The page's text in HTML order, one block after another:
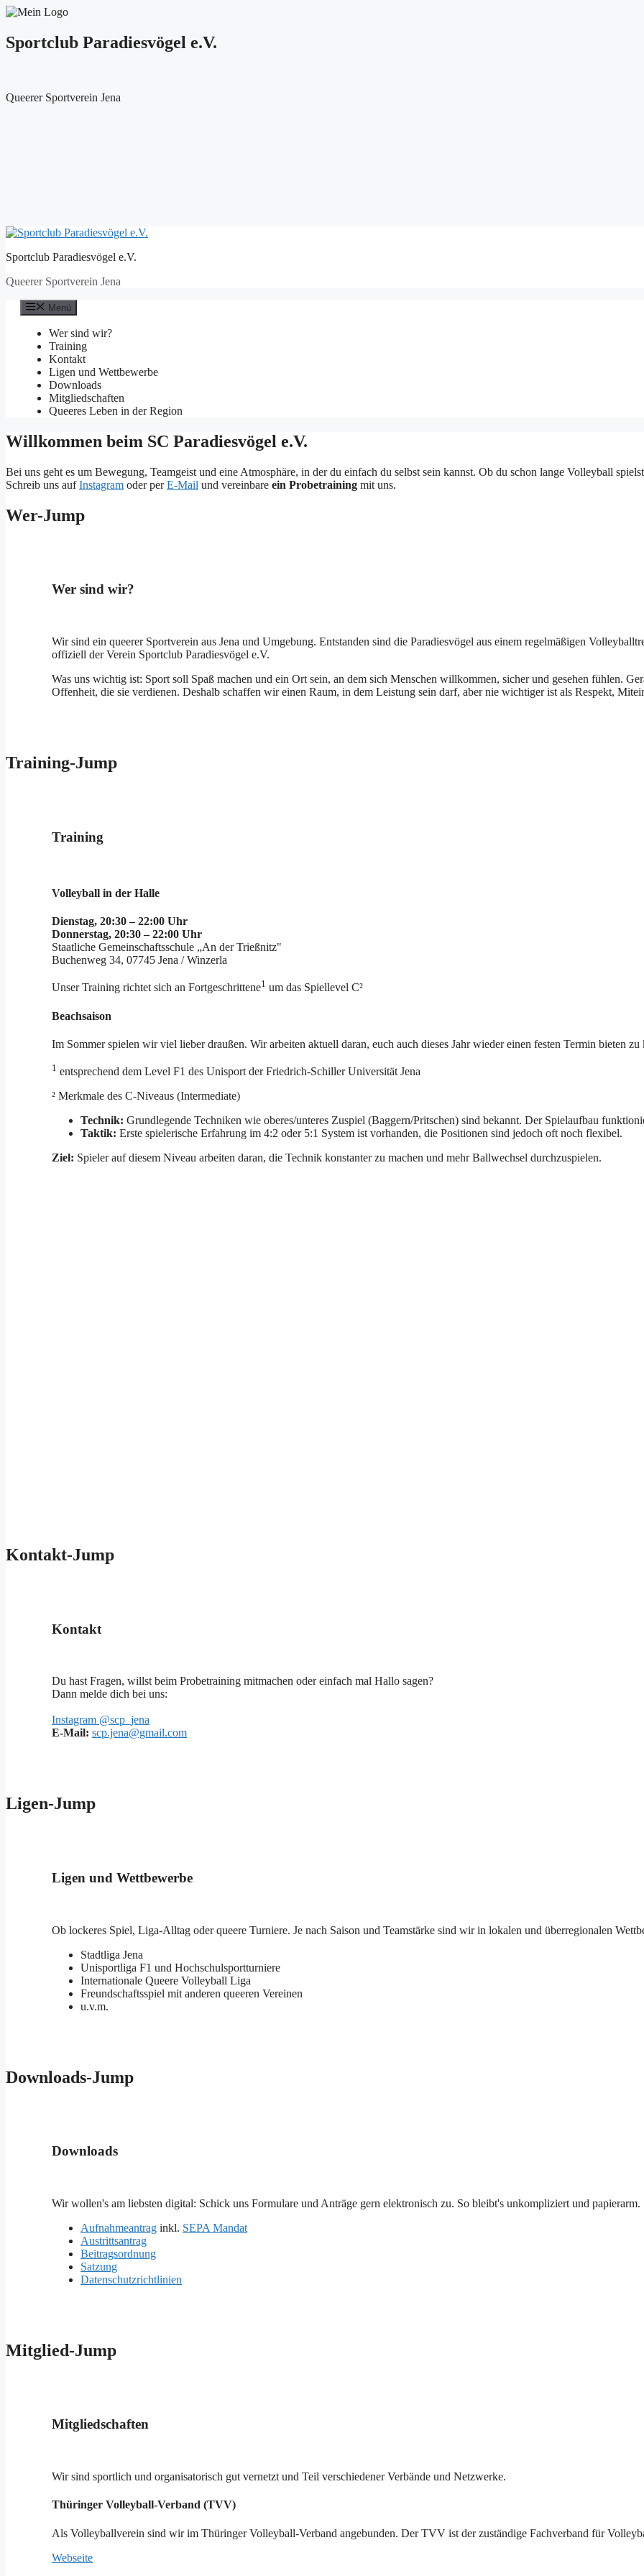
Sportclub Paradiesvögel e.V.
Queerer Sportverein Jena
Zum
springen
Sportclub Paradiesvögel e.V.
Queerer Sportverein Jena
Menü
Wer sind wir?
Training
Kontakt
Ligen und Wettbewerbe
Downloads
Mitgliedschaften
Queeres Leben in der Region
Willkommen beim SC Paradiesvögel e.V.
Bei uns geht es um Bewegung, Teamgeist und eine Atmosphäre, in der du einfach du selbst sein kannst. Ob du schon lange Volleyball
Schreib uns aufInstagram oder perE-Mail und vereinbare ein Probetraining mit uns.
Wer-Jump
Wer sind wir?
Wir sind ein queerer Sportverein aus Jena und Umgebung. Entstanden sind die Paradiesvögel aus einem regelmäßigen
offiziell der Verein Sportclub Paradiesvögel e.V.
Was uns wichtig ist: Sport soll Spaß machen und ein Ort sein, an dem sich Menschen willkommen, sicher und gesehen fühlen.
Offenheit, die sie verdienen. Deshalb schaffen wir einen Raum, in dem Leistung sein darf, aber nie wichtiger ist als Respekt,
Training-Jump
Training
Volleyball in der Halle
Dienstag, 20:30 – 22:00 Uhr
Donnerstag, 20:30 – 22:00 Uhr
Staatliche Gemeinschaftsschule „An der Trießnitz"
Buchenweg 34, 07745 Jena / Winzerla
Unser Training richtet sich an Fortgeschrittene1 um das Spiellevel C²
Beachsaison
Im Sommer spielen wir viel lieber draußen. Wir arbeiten aktuell daran, euch auch dieses Jahr wieder einen festen Termin bieten
1 entsprechend dem Level F1 des Unisport der Friedrich-Schiller Universität Jena
² Merkmale des C-Niveaus (Intermediate)
Technik: Grundlegende Techniken wie oberes/unteres Zuspiel (Baggern/Pritschen) sind bekannt. Der Spielaufbau
Taktik: Erste spielerische Erfahrung im 4:2 oder 5:1 System ist vorhanden, die Positionen sind jedoch oft noch flexibel.
Ziel: Spieler auf diesem Niveau arbeiten daran, die Technik konstanter zu machen und mehr Ballwechsel durchzuspielen.
Kontakt-Jump
Kontakt
Du hast Fragen, willst beim Probetraining mitmachen oder einfach mal Hallo sagen?
Dann melde dich bei uns:
Instagram @scp_jena
E-Mail: scp.jena@gmail.com
Ligen-Jump
Ligen und Wettbewerbe
Ob lockeres Spiel, Liga-Alltag oder queere Turniere. Je nach Saison und Teamstärke sind wir in lokalen und überregionalen
Stadtliga Jena
Unisportliga F1 und Hochschulsportturniere
Internationale Queere Volleyball Liga
Freundschaftsspiel mit anderen queeren Vereinen
u.v.m.
Downloads-Jump
Downloads
Wir wollen's am liebsten digital: Schick uns Formulare und Anträge gern elektronisch zu. So bleibt's unkompliziert und papierarm.
Aufnahmeantrag inkl. SEPA Mandat
Austrittsantrag
Beitragsordnung
Satzung
Datenschutzrichtlinien
Mitglied-Jump
Mitgliedschaften
Wir sind sportlich und organisatorisch gut vernetzt und Teil verschiedener Verbände und Netzwerke.
Thüringer Volleyball-Verband (TVV)
Als Volleyballverein sind wir im Thüringer Volleyball-Verband angebunden. Der TVV ist der zuständige Fachverband für
Webseite